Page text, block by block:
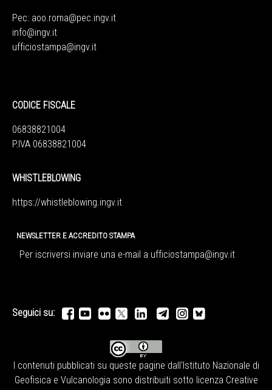
Pec: aoo.roma@pec.ingv.it
info@ingv.it
ufficiostampa@ingv.it
CODICE FISCALE
06838821004
P.IVA 06838821004
WHISTLEBLOWING
https://whistleblowing.ingv. it
NEWSLETTER E ACCREDITO STAMPA
Per iscriversi inviare una e-mail a ufficiostampa@ingv.it
Seguici su:
I contenuti pubblicati su queste pagine dall'Istituto Nazionale di
Geofisica e Vulcanologia sono distribuiti sotto licenza Creative